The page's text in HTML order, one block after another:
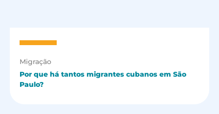
Migração
Por que há tantos migrantes cubanos em São
Paulo?